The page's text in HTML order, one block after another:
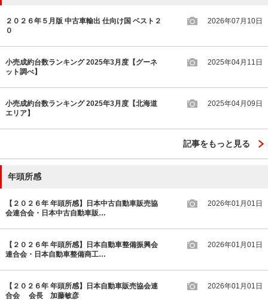
２０２６年５月版 中古車輸出 仕向け国 ベスト２
０
2026年07月10日
小売成約台数ランキング 2025年3月度【グーネ
ット調べ】
2025年04月11日
小売成約台数ランキング 2025年3月度【北海道
エリア】
2025年04月09日
記事をもっと見る
年頭所感
【２０２６年 年頭所感】日本中古自動車販売協
会連合会・日本中古自動車販…
2026年01月01日
【２０２６年 年頭所感】日本自動車整備振興会
連合会・日本自動車整備商工…
2026年01月01日
【２０２６年 年頭所感】日本自動車販売協会連
合会 会長 加藤敏彦
2026年01月01日